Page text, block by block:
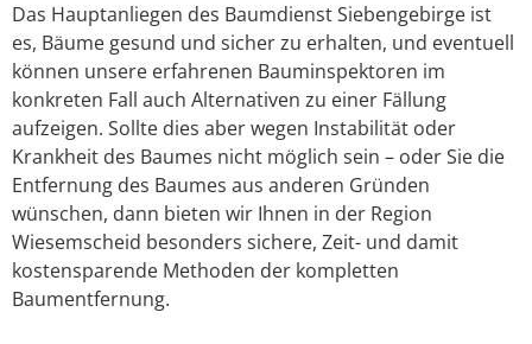
Das Hauptanliegen des Baumdienst Siebengebirge ist
es, Bäume gesund und sicher zu erhalten, und eventuell
können unsere erfahrenen Bauminspektoren im
konkreten Fall auch Alternativen zu einer Fällung
aufzeigen. Sollte dies aber wegen Instabilität oder
Krankheit des Baumes nicht möglich sein – oder Sie die
Entfernung des Baumes aus anderen Gründen
wünschen, dann bieten wir Ihnen in der Region
Wiesemscheid besonders sichere, Zeit- und damit
kostensparende Methoden der kompletten
Baumentfernung.